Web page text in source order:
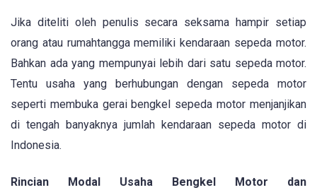
Jika diteliti oleh penulis secara seksama hampir setiap
orang atau rumahtangga memiliki kendaraan sepeda motor.
Bahkan ada yang mempunyai lebih dari satu sepeda motor.
Tentu usaha yang berhubungan dengan sepeda motor
seperti membuka gerai bengkel sepeda motor menjanjikan
di tengah banyaknya jumlah kendaraan sepeda motor di
Indonesia.
Rincian Modal Usaha Bengkel Motor dan